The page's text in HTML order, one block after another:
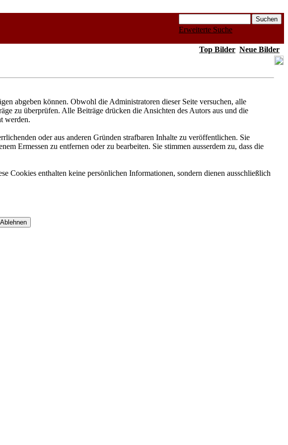
Erweiterte Suche
Top Bilder Neue Bilder
abgeben können. Obwohl die Administratoren dieser Seite versuchen, alle
zu überprüfen. Alle Beiträge drücken die Ansichten des Autors aus und die
werden.
oder aus anderen Gründen strafbaren Inhalte zu veröffentlichen. Sie
Ermessen zu entfernen oder zu bearbeiten. Sie stimmen ausserdem zu, dass die
Cookies enthalten keine persönlichen Informationen, sondern dienen ausschließlich